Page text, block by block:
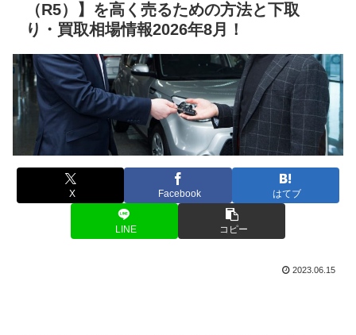
（R5）】を高く売るための方法と下取
り・買取相場情報2026年8月！
X Facebook はてブ
LINE コピー
2023.06.15